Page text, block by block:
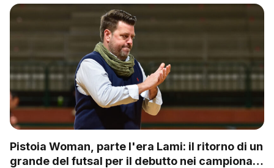
Pistoia Woman, parte l'era Lami: il ritorno di un
grande del futsal per il debutto nei campionati